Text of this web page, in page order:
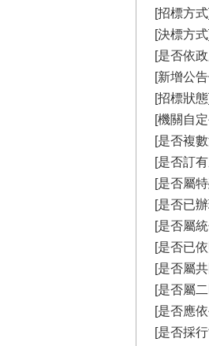
[招標方
[決標方
[是否依
[新增公
[招標狀
[機關自
[是否複
[是否訂
[是否屬
[是否已
[是否屬
[是否已
[是否屬
[是否屬
[是否應
[是否採